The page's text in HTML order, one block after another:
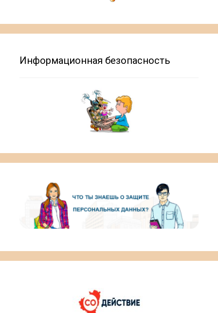
Информационная безопасность